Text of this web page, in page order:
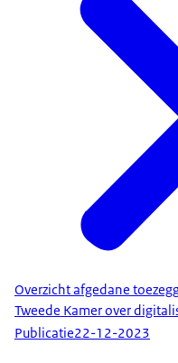
Overzicht afgedane
Tweede Kamer over
Publicatie22-12-2023